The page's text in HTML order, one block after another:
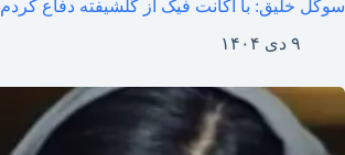
سوگل خلیق: با اکانت فیک از گلشیفته دفاع کردم
۹ دی ۱۴۰۴